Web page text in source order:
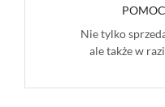
Nie tylko
ale także w